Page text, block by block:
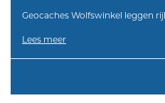
Geocaches Wolfswinkel leggen
Lees meer